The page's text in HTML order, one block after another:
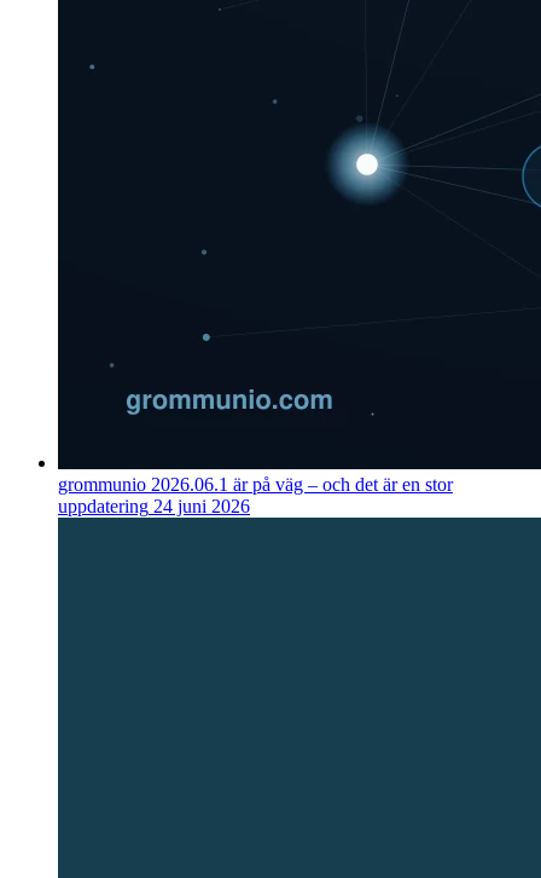
grommunio 2026.06.1 är på väg – och det är en stor
uppdatering 24 juni 2026